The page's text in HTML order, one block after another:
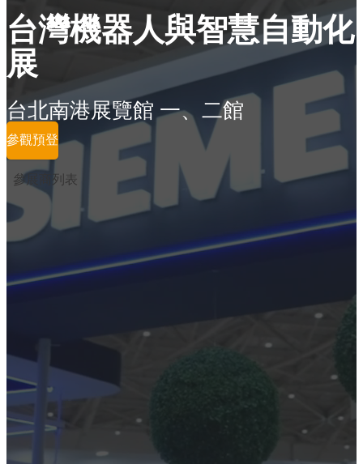
台灣機器人與智慧自動化
展
台北南港展覽館 一、二館
參觀預登
參展商列表